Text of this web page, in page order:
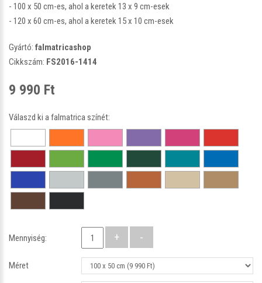
- 100 x 50 cm-es, ahol a keretek 13 x 9 cm-esek
- 120 x 60 cm-es, ahol a keretek 15 x 10 cm-esek
Gyártó: falmatricashop
Cikkszám: FS2016-1414
9 990 Ft
Válaszd ki a falmatrica színét:
Mennyiség:
Méret